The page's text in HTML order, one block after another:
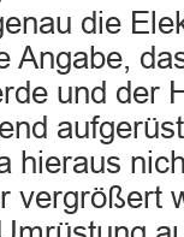
die
Angabe,
und der
hieraus
vergrößert